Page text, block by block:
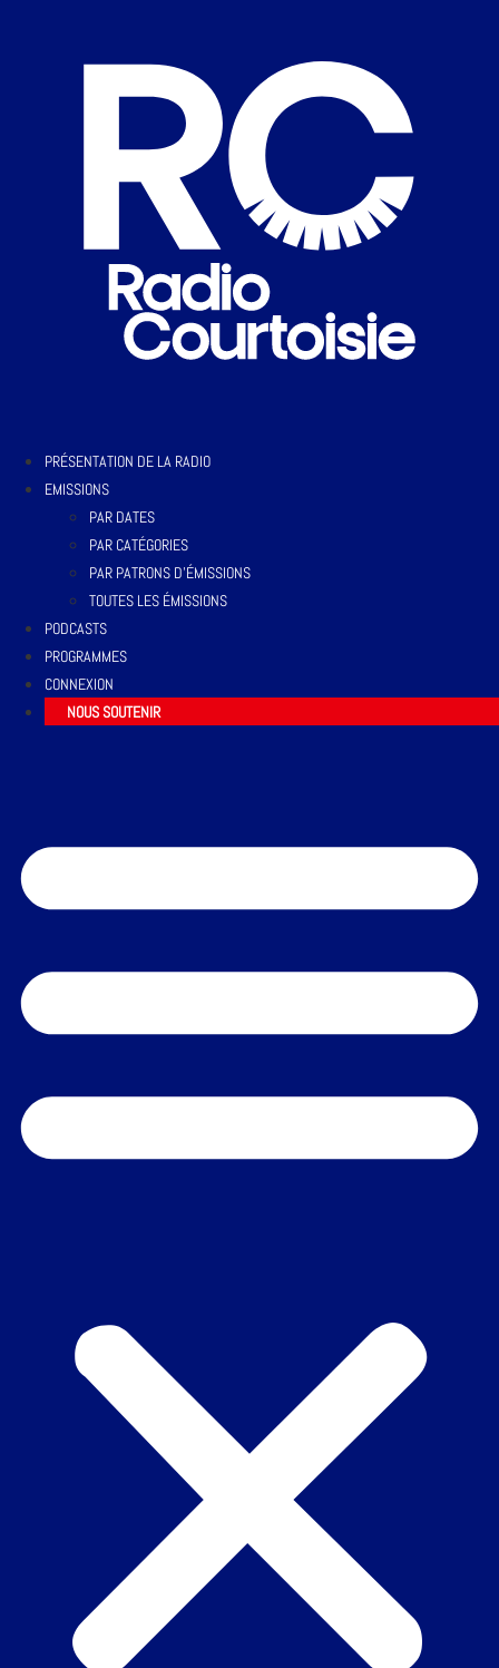
PRÉSENTATION DE LA RADIO
EMISSIONS
PAR DATES
PAR CATÉGORIES
PAR PATRONS D’ÉMISSIONS
TOUTES LES ÉMISSIONS
PODCASTS
PROGRAMMES
CONNEXION
NOUS SOUTENIR